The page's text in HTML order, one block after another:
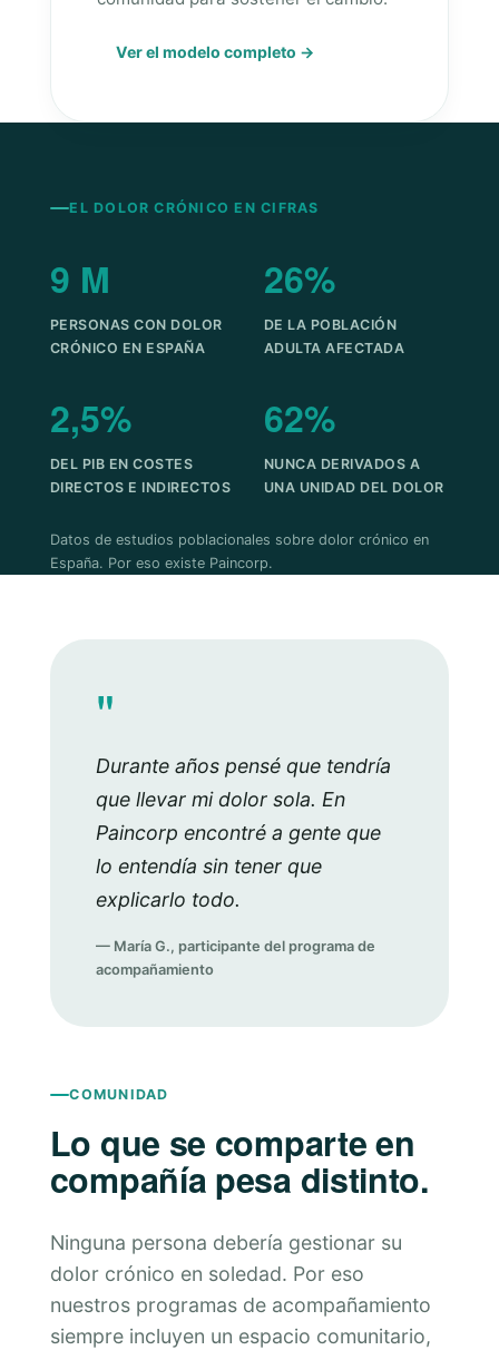
Ver el modelo completo →
EL DOLOR CRÓNICO EN CIFRAS
9 M
PERSONAS CON DOLOR
CRÓNICO EN ESPAÑA
26%
DE LA POBLACIÓN
ADULTA AFECTADA
2,5%
DEL PIB EN COSTES
DIRECTOS E INDIRECTOS
62%
NUNCA DERIVADOS A
UNA UNIDAD DEL DOLOR
Datos de estudios poblacionales sobre dolor crónico en
España. Por eso existe Paincorp.
"
Durante años pensé que tendría
que llevar mi dolor sola. En
Paincorp encontré a gente que
lo entendía sin tener que
explicarlo todo.
— María G., participante del programa de
acompañamiento
COMUNIDAD
Lo que se comparte en
compañía pesa distinto.
Ninguna persona debería gestionar su
dolor crónico en soledad. Por eso
nuestros programas de acompañamiento
siempre incluyen un espacio comunitario,